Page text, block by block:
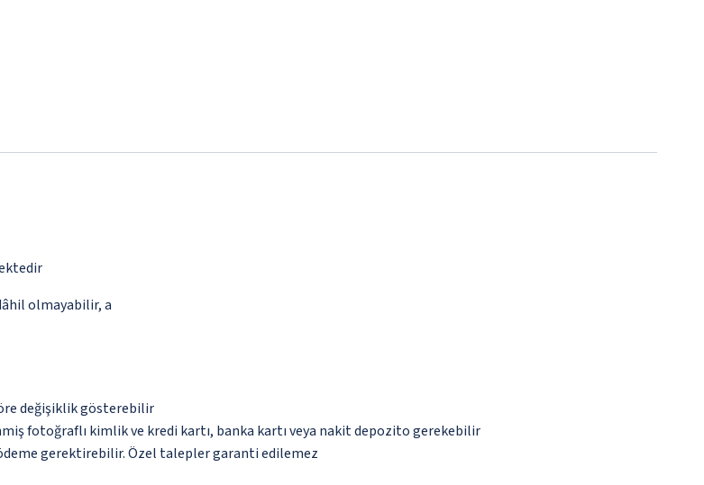
olmayabilir, a
değişiklik gösterebilir
fotoğraflı kimlik ve kredi kartı, banka kartı veya nakit depozito gerekebilir
gerektirebilir. Özel talepler garanti edilemez